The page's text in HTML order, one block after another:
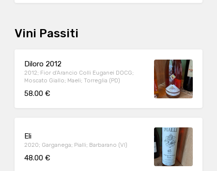
Vini Passiti
Diloro 2012
2012; Fior d'Arancio Colli Euganei DOCG;
Moscato Giallo; Maeli; Torreglia (PD)
58.00 €
Eli
2020; Garganega; Pialli; Barbarano (VI)
48.00 €